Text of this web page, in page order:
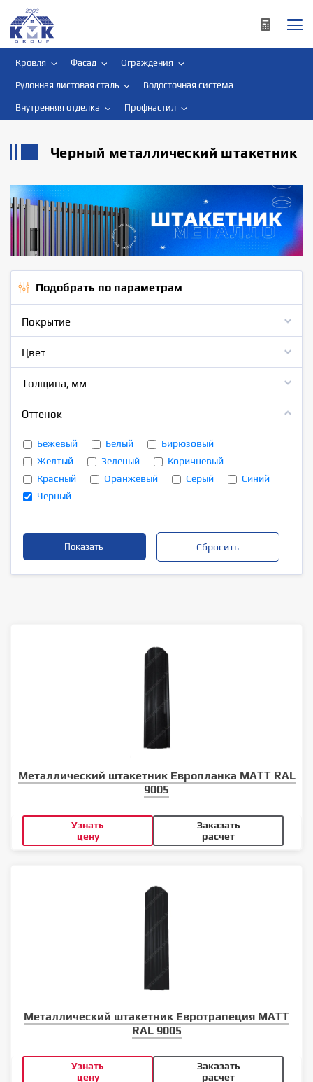
Кровля Фасад Ограждения
Рулонная листовая сталь Водосточная система
Внутренняя отделка Профнастил
Черный металлический штакетник
Подобрать по параметрам
Покрытие
Цвет
Толщина, мм
Оттенок
Бежевый Белый
Бирюзовый
Желтый
Зеленый
Коричневый
Красный
Оранжевый Серый
Синий
Черный
Металлический штакетник Европланка MATT RAL
9005
Узнать
цену
Заказать
расчет
Металлический штакетник Евротрапеция MATT
RAL 9005
Узнать
цену
Заказать
расчет